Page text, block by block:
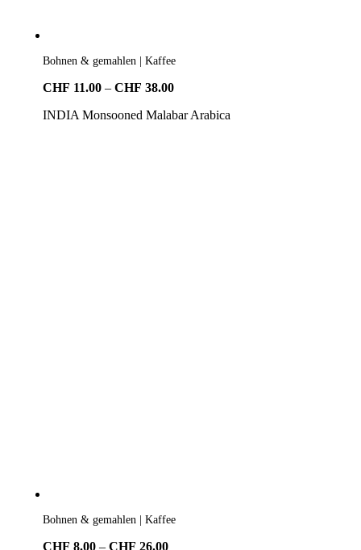
Bohnen & gemahlen | Kaffee
CHF 11.00 – CHF 38.00Preisspanne:
bis
INDIA Monsooned Malabar Arabica
Bohnen & gemahlen | Kaffee
CHF 8.00 – CHF 26.00Preisspanne: